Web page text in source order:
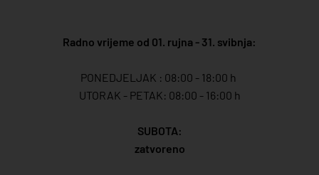
Radno vrijeme od 01. rujna - 31. svibnja:
PONEDJELJAK : 08:00 - 18:00 h
UTORAK - PETAK: 08:00 - 16:00 h
SUBOTA:
zatvoreno